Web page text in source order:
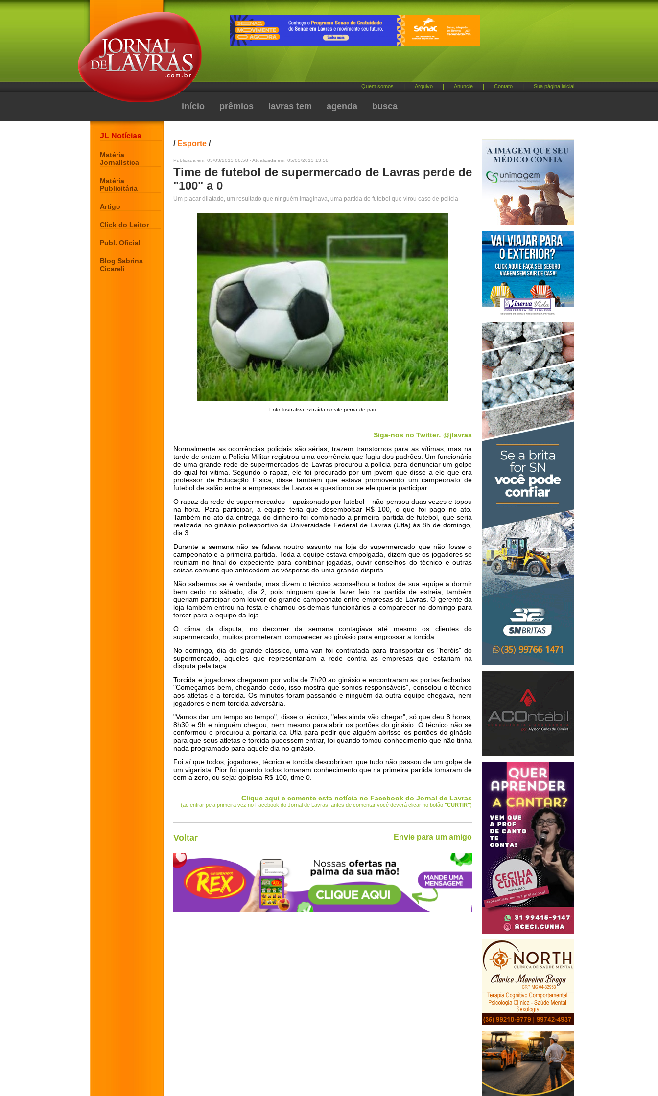
Quem somos Arquivo Anuncie Contato Sua página inicial
início prêmios lavras tem agenda busca
JL Notícias
Matéria
Jornalística
Matéria
Publicitária
Artigo
Click do Leitor
Publ. Oficial
Blog Sabrina
Cicareli
/ Esporte /
Publicada em: 05/03/2013 06:58 - Atualizada em: 05/03/2013 13:58
Time de futebol de supermercado de Lavras perde de
"100" a 0
Um placar dilatado, um resultado que ninguém imaginava, uma partida de futebol que virou caso de polícia
Foto ilustrativa extraída do site perna-de-pau
Siga-nos no Twitter: @jlavras
Normalmente as ocorrências policiais são sérias, trazem transtornos para as vítimas, mas na
tarde de ontem a Polícia Militar registrou uma ocorrência que fugiu dos padrões. Um funcionário
de uma grande rede de supermercados de Lavras procurou a polícia para denunciar um golpe
do qual foi vitima. Segundo o rapaz, ele foi procurado por um jovem que disse a ele que era
professor de Educação Física, disse também que estava promovendo um campeonato de
futebol de salão entre a empresas de Lavras e questionou se ele queria participar.
O rapaz da rede de supermercados – apaixonado por futebol – não pensou duas vezes e topou
na hora. Para participar, a equipe teria que desembolsar R$ 100, o que foi pago no ato.
Também no ato da entrega do dinheiro foi combinado a primeira partida de futebol, que seria
realizada no ginásio poliesportivo da Universidade Federal de Lavras (Ufla) às 8h de domingo,
dia 3.
Durante a semana não se falava noutro assunto na loja do supermercado que não fosse o
campeonato e a primeira partida. Toda a equipe estava empolgada, dizem que os jogadores se
reuniam no final do expediente para combinar jogadas, ouvir conselhos do técnico e outras
coisas comuns que antecedem as vésperas de uma grande disputa.
Não sabemos se é verdade, mas dizem o técnico aconselhou a todos de sua equipe a dormir
bem cedo no sábado, dia 2, pois ninguém queria fazer feio na partida de estreia, também
queriam participar com louvor do grande campeonato entre empresas de Lavras. O gerente da
loja também entrou na festa e chamou os demais funcionários a comparecer no domingo para
torcer para a equipe da loja.
O clima da disputa, no decorrer da semana contagiava até mesmo os clientes do
supermercado, muitos prometeram comparecer ao ginásio para engrossar a torcida.
No domingo, dia do grande clássico, uma van foi contratada para transportar os "heróis" do
supermercado, aqueles que representariam a rede contra as empresas que estariam na
disputa pela taça.
Torcida e jogadores chegaram por volta de 7h20 ao ginásio e encontraram as portas fechadas.
"Começamos bem, chegando cedo, isso mostra que somos responsáveis", consolou o técnico
aos atletas e a torcida. Os minutos foram passando e ninguém da outra equipe chegava, nem
jogadores e nem torcida adversária.
"Vamos dar um tempo ao tempo", disse o técnico, "eles ainda vão chegar", só que deu 8 horas,
8h30 e 9h e ninguém chegou, nem mesmo para abrir os portões do ginásio. O técnico não se
conformou e procurou a portaria da Ufla para pedir que alguém abrisse os portões do ginásio
para que seus atletas e torcida pudessem entrar, foi quando tomou conhecimento que não tinha
nada programado para aquele dia no ginásio.
Foi aí que todos, jogadores, técnico e torcida descobriram que tudo não passou de um golpe de
um vigarista. Pior foi quando todos tomaram conhecimento que na primeira partida tomaram de
cem a zero, ou seja: golpista R$ 100, time 0.
Clique aqui e comente esta notícia no Facebook do Jornal de Lavras
(ao entrar pela primeira vez no Facebook do Jornal de Lavras, antes de comentar você deverá clicar no botão "CURTIR")
Voltar Envie para um amigo